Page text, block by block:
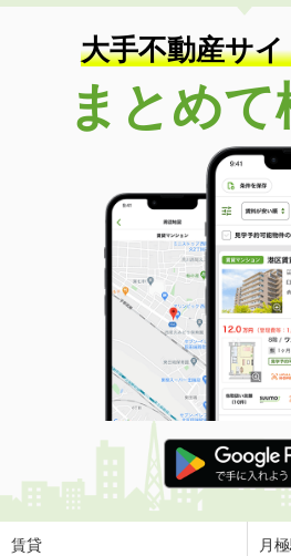
岡山県岡山
専有面積
21.23m²
間取り
1K
岡山県岡山市中区八幡
5.20万円
岡山県岡山
専有面積 42.04m²
間取り
1LDK
岡山県岡山市北区撫川
価 格
3.10万円
住 所
岡山県岡山
専有面積 19.87m²
間取り
岡山県岡山市北区今８
価 格
4.40万円
大手不動産サイ
まとめて
賃貸 月